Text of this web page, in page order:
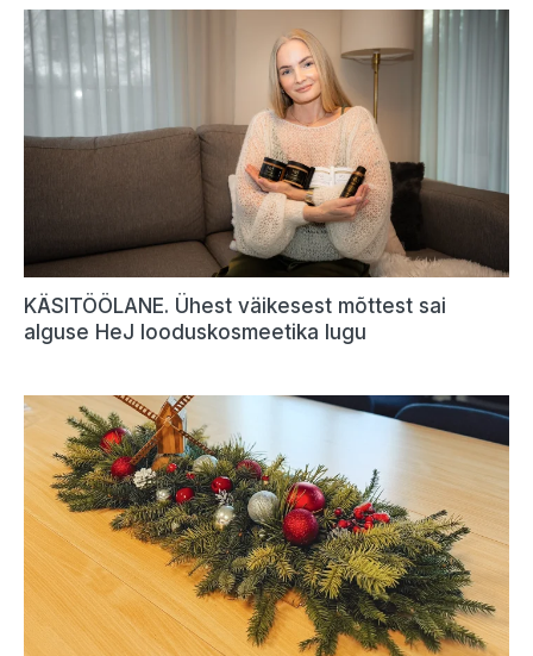
KÄSITÖÖLANE. Ühest väikesest mõttest sai
alguse HeJ looduskosmeetika lugu